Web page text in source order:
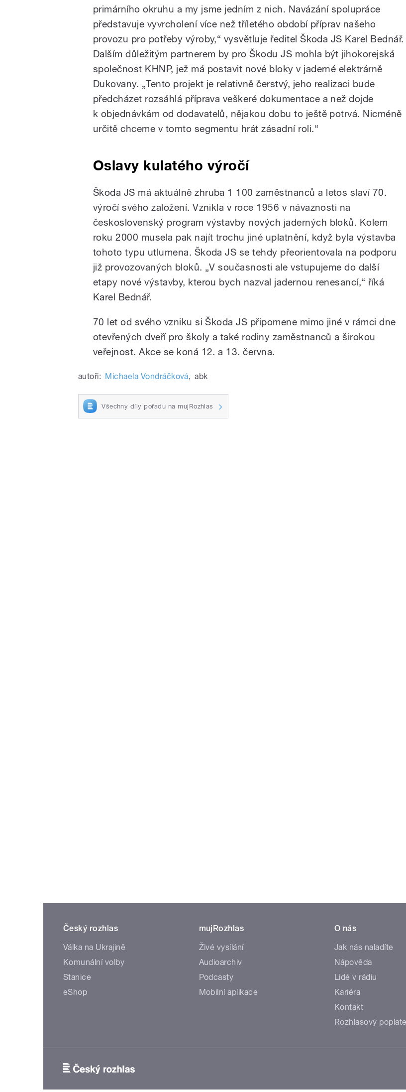
primárního okruhu a my jsme jedním z nich. Navázání spolupráce
představuje vyvrcholení více než tříletého období příprav našeho
provozu pro potřeby výroby,“ vysvětluje ředitel Škoda JS Karel Bednář.
Dalším důležitým partnerem by proŠkodu JS mohla být jihokorejská
společnost KHNP, jež má postavit nové bloky v jaderné elektrárně
Dukovany. „Tento projekt je relativně čerstvý, jeho realizaci bude
předcházet rozsáhlá příprava veškeré dokumentace a než dojde
k objednávkám od dodavatelů, nějakou dobu to ještě potrvá. Nicméně
určitě chceme v tomto segmentu hrát zásadní roli.“
Oslavy kulatého výročí
Škoda JS má aktuálně zhruba 1 100 zaměstnanců a letos slaví 70.
výročí svého založení. Vznikla v roce 1956 v návaznosti na
československý program výstavby nových jaderných bloků. Kolem
roku 2000 musela pak najít trochu jiné uplatnění, když byla výstavba
tohoto typu utlumena. Škoda JS se tehdy přeorientovala na podporu
již provozovaných bloků. „V současnosti ale vstupujeme do další
etapy nové výstavby, kterou bych nazval jadernou renesancí,“ říká
Karel Bednář.
70 let od svého vzniku si Škoda JS připomene mimo jiné v rámci dne
otevřených dveří pro školy a také rodiny zaměstnanců a širokou
veřejnost. Akce se koná 12. a 13. června.
autoři: Michaela Vondráčková, abk
Všechny díly pořadu na mujRozhlas
Český rozhlas
Válka na Ukrajině
Komunální volby
Stanice
eShop
mujRozhlas
Živé vysílání
Audioarchiv
Podcasty
Mobilní aplikace
O nás
Jak nás naladíte
Nápověda
Lidé v rádiu
Kariéra
Kontakt
Rozhlasový